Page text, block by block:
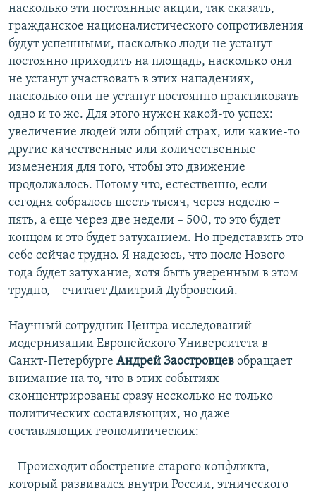
насколько эти постоянные акции, так сказать,
гражданское националистического сопротивления
будут успешными, насколько люди не устанут
постоянно приходить на площадь, насколько они
не устанут участвовать в этих нападениях,
насколько они не устанут постоянно практиковать
одно и то же. Для этого нужен какой-то успех:
увеличение людей или общий страх, или какие-то
другие качественные или количественные
изменения для того, чтобы это движение
продолжалось. Потому что, естественно, если
сегодня собралось шесть тысяч, через неделю –
пять, а еще через две недели – 500, то это будет
концом и это будет затуханием. Но представить это
себе сейчас трудно. Я надеюсь, что после Нового
года будет затухание, хотя быть уверенным в этом
трудно, – считает Дмитрий Дубровский.
Научный сотрудник Центра исследований
модернизации Европейского Университета в
Санкт-Петербурге Андрей Заостровцев обращает
внимание на то, что в этих событиях
сконцентрированы сразу несколько не только
политических составляющих, но даже
составляющих геополитических:
– Происходит обострение старого конфликта,
который развивался внутри России, этнического